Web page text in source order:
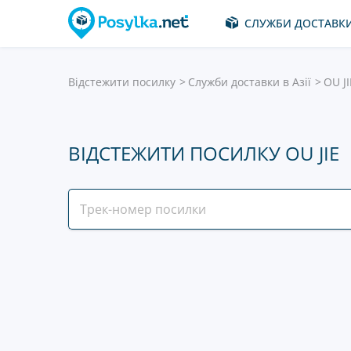
СЛУЖБИ
Відстежити посилку Служби доставки в Азії OU
ВІДСТЕЖИТИ ПОСИЛКУ OU JIE